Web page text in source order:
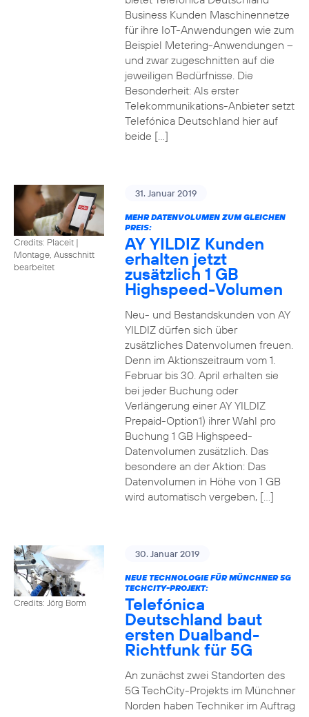
Business Kunden Maschinennetze
für ihre IoT-Anwendungen wie zum
Beispiel Metering-Anwendungen –
und zwar zugeschnitten auf die
jeweiligen Bedürfnisse. Die
Besonderheit: Als erster
Telekommunikations-Anbieter setzt
Telefónica Deutschland hier auf
beide […]
Credits: Placeit |
Montage, Ausschnitt
bearbeitet
31. Januar 2019
MEHR DATENVOLUMEN ZUM GLEICHEN
PREIS:
AY YILDIZ Kunden
erhalten jetzt
zusätzlich 1 GB
Highspeed-Volumen
Neu- und Bestandskunden von AY
YILDIZ dürfen sich über
zusätzliches Datenvolumen freuen.
Denn im Aktionszeitraum vom 1.
Februar bis 30. April erhalten sie
bei jeder Buchung oder
Verlängerung einer AY YILDIZ
Prepaid-Option1) ihrer Wahl pro
Buchung 1 GB Highspeed-
Datenvolumen zusätzlich. Das
besondere an der Aktion: Das
Datenvolumen in Höhe von 1 GB
wird automatisch vergeben, […]
Credits: Jörg Borm
30. Januar 2019
NEUE TECHNOLOGIE FÜR MÜNCHNER 5G
TECHCITY-PROJEKT:
Telefónica
Deutschland baut
ersten Dualband-
Richtfunk für 5G
An zunächst zwei Standorten des
5G TechCity-Projekts im Münchner
Norden haben Techniker im Auftrag